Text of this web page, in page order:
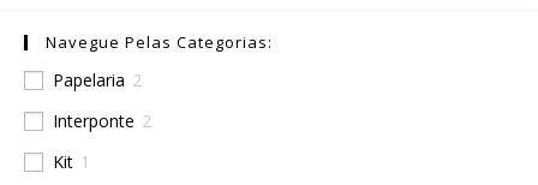
Navegue Pelas Categorias:
Papelaria 2
Interponte 2
Kit 1